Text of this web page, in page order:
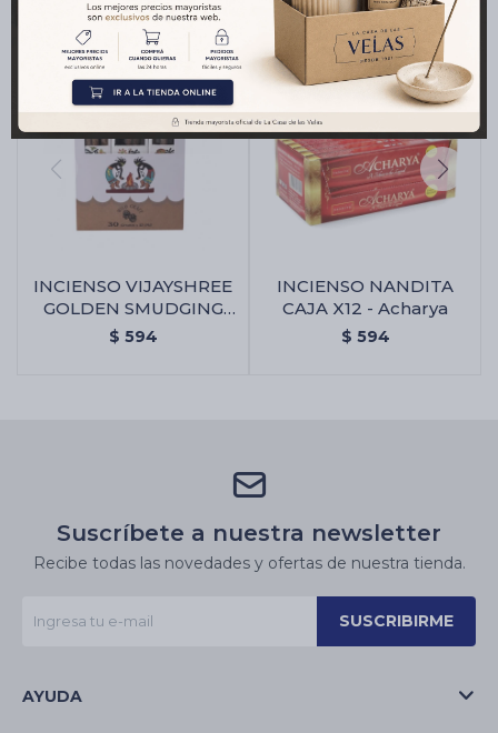
INCIENSO VIJAYSHREE
GOLDEN SMUDGING
X12 - Caja Surtida
$ 594
INCIENSO NANDITA
CAJA X12 - Acharya
$ 594
Suscríbete a nuestra newsletter
Recibe todas las novedades y ofertas de nuestra tienda.
SUSCRIBIRME
AYUDA